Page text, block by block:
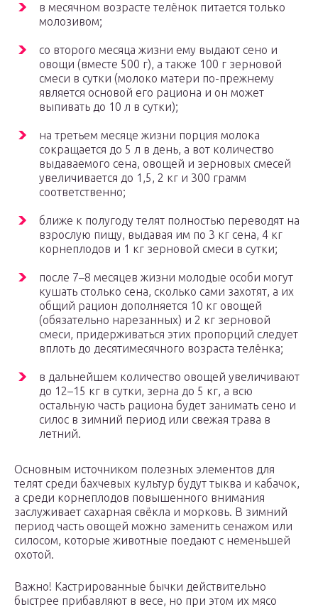
в месячном возрасте телёнок питается только
молозивом;
со второго месяца жизни ему выдают сено и
овощи (вместе 500 г), а также 100 г зерновой
смеси в сутки (молоко матери по-прежнему
является основой его рациона и он может
выпивать до 10 л в сутки);
на третьем месяце жизни порция молока
сокращается до 5 л в день, а вот количество
выдаваемого сена, овощей и зерновых смесей
увеличивается до 1,5, 2 кг и 300 грамм
соответственно;
ближе к полугоду телят полностью переводят на
взрослую пищу, выдавая им по 3 кг сена, 4 кг
корнеплодов и 1 кг зерновой смеси в сутки;
после 7–8 месяцев жизни молодые особи могут
кушать столько сена, сколько сами захотят, а их
общий рацион дополняется 10 кг овощей
(обязательно нарезанных) и 2 кг зерновой
смеси, придерживаться этих пропорций следует
вплоть до десятимесячного возраста телёнка;
в дальнейшем количество овощей увеличивают
до 12–15 кг в сутки, зерна до 5 кг, а всю
остальную часть рациона будет занимать сено и
силос в зимний период или свежая трава в
летний.
Основным источником полезных элементов для
телят среди бахчевых культур будут тыква и кабачок,
а среди корнеплодов повышенного внимания
заслуживает сахарная свёкла и морковь. В зимний
период часть овощей можно заменить сенажом или
силосом, которые животные поедают с неменьшей
охотой.
Важно! Кастрированные бычки действительно
быстрее прибавляют в весе, но при этом их мясо